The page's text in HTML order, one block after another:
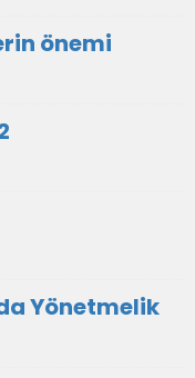
önemi
Yönetmelik